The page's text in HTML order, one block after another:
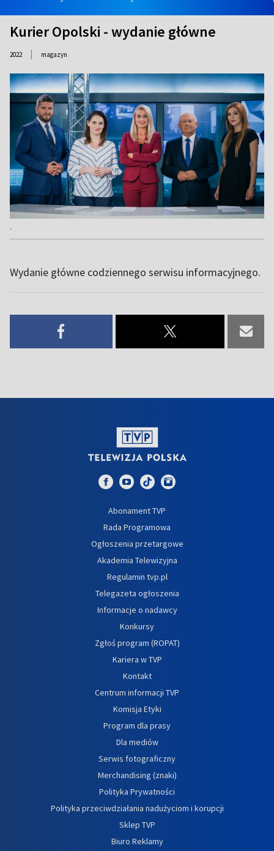
Kurier Opolski - wydanie główne
2022 | magazyn
.
Wydanie główne codziennego serwisu informacyjnego.
Abonament TVP
Rada Programowa
Ogłoszenia przetargowe
Akademia Telewizyjna
Regulamin tvp.pl
Telegazeta ogłoszenia
Informacje o nadawcy
Konkursy
Zgłoś program (ROPAT)
Kariera w TVP
Kontakt
Centrum informacji TVP
Komisja Etyki
Program dla prasy
Dla mediów
Serwis fotograficzny
Merchandising (znaki)
Polityka Prywatności
Polityka przeciwdziałania nadużyciom i korupcji
Sklep TVP
Biuro Reklamy